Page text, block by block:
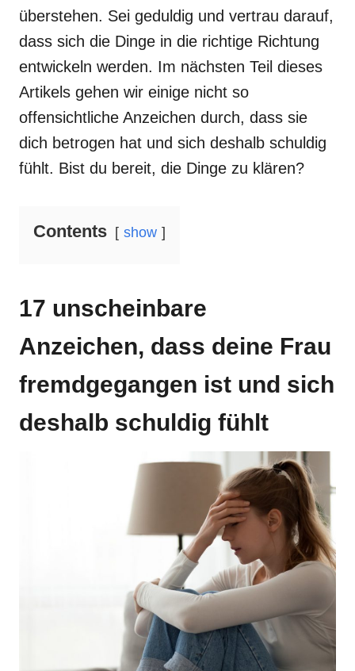
überstehen. Sei geduldig und vertrau darauf,
dass sich die Dinge in die richtige Richtung
entwickeln werden. Im nächsten Teil dieses
Artikels gehen wir einige nicht so
offensichtliche Anzeichen durch, dass sie
dich betrogen hat und sich deshalb schuldig
fühlt. Bist du bereit, die Dinge zu klären?
Contents show
17 unscheinbare
Anzeichen, dass deine Frau
fremdgegangen ist und sich
deshalb schuldig fühlt